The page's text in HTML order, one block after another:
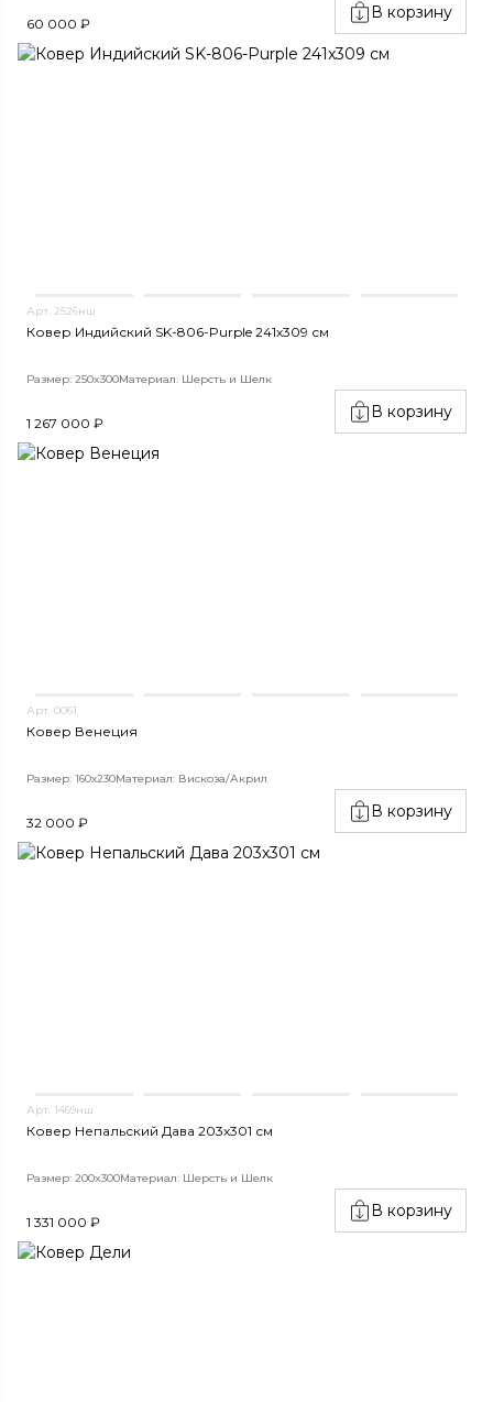
60 000 ₽
В корзину
Арт. 2526нш
Ковер Индийский SK-806-Purple 241x309 см
Размер: 250x300Материал: Шерсть и Шелк
1 267 000 ₽
В корзину
Арт. 0061
Ковер Венеция
Размер: 160х230Материал: Вискоза/Акрил
32 000 ₽
В корзину
Арт. 1469нш
Ковер Непальский Дава 203x301 см
Размер: 200x300Материал: Шерсть и Шелк
1 331 000 ₽
В корзину